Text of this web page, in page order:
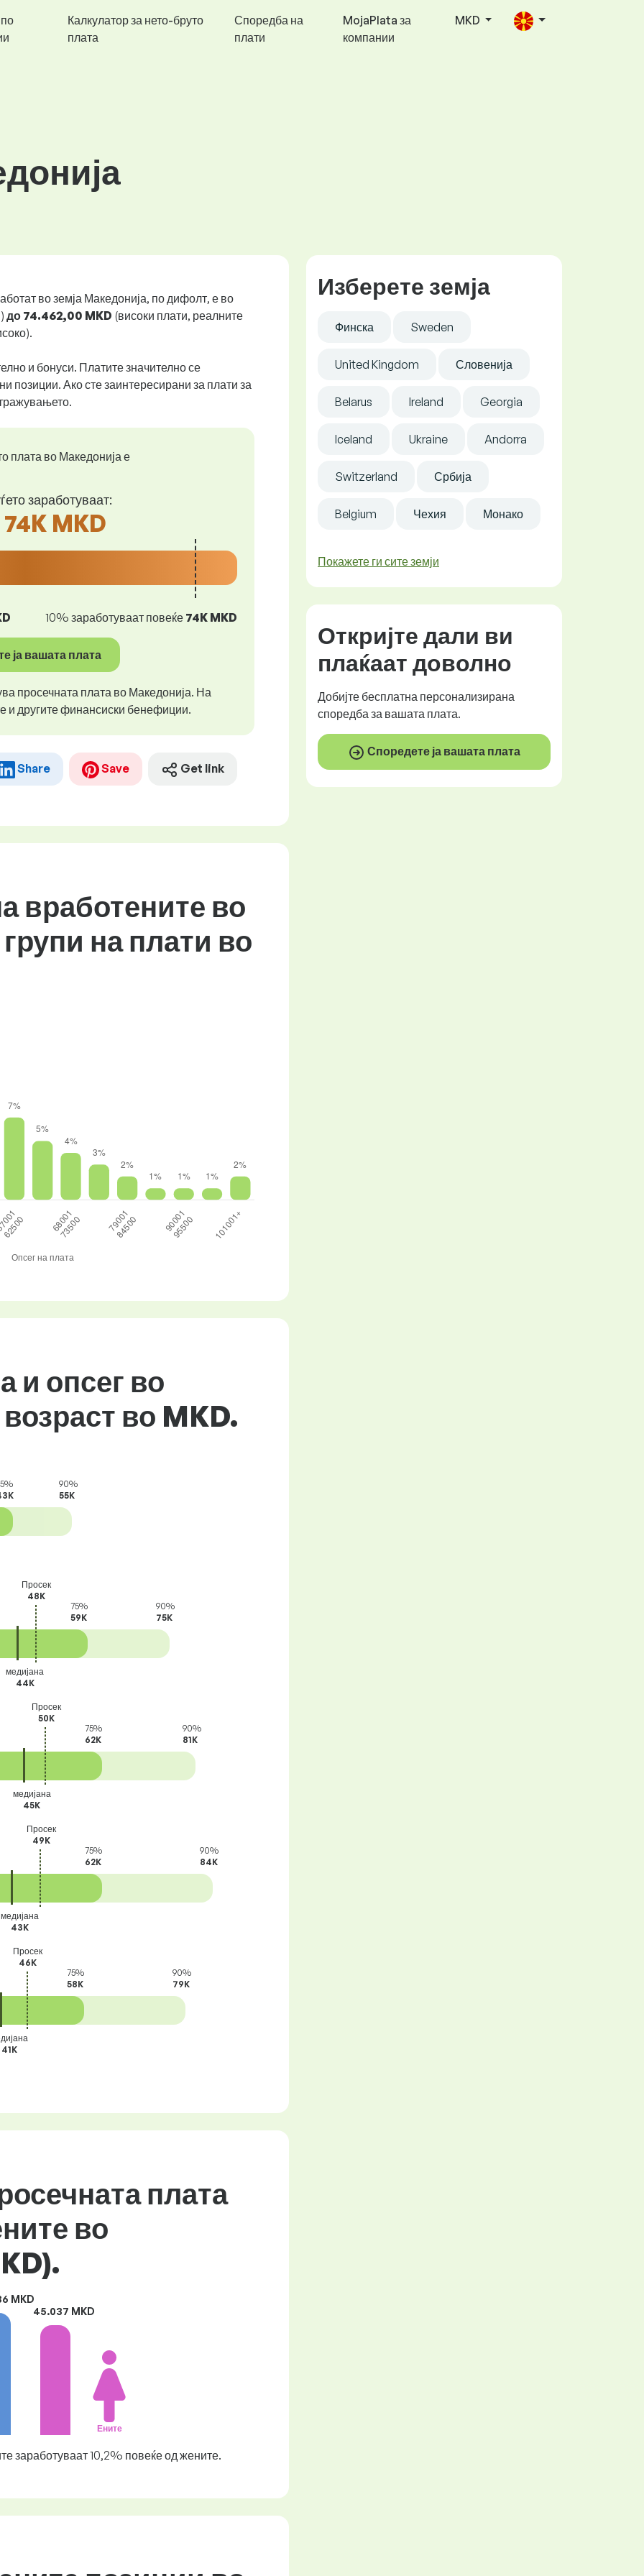
Калкулатор за нето-бруто
плата
Споредба на
плати
MojaPlata за
компании
MKD
во земја Македонија, по дифолт, е во
до 74.462,00 MKD (високи плати, реалните
и бонуси. Платите значително се
позиции. Ако сте заинтересирани за плати за
плата во Македонија е
заработуваат:
MKD
10% заработуваат повеќе 74K MKD
ја вашата плата
просечната плата во Македонија. На
и другите финансиски бенефиции.
Share Save Get link
вработените во
на плати во
и опсег во
во MKD.
90%
55K
Просек
48K
медијана
44K
75%
59K
90%
75K
Просек
50K
медијана
45K
75%
62K
90%
81K
Просек
49K
медијана
43K
75%
62K
90%
84K
Просек
46K
41K
75%
58K
90%
79K
плата
во
MKD
45.037 MKD
Ените
заработуваат 10,2% повеќе од жените.
Изберете земја
Финска Sweden
United Kingdom Словенија
Belarus Ireland Georgia
Iceland Ukraine Andorra
Switzerland Србија
Belgium Чехия Монако
Покажете ги сите земји
Откријте дали ви
плаќаат доволно
Добијте бесплатна персонализирана
споредба за вашата плата.
Споредете ја вашата плата